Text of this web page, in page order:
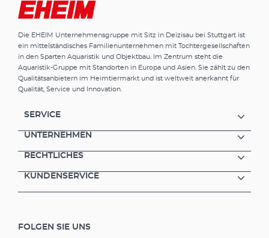
Die EHEIM Unternehmensgruppe mit Sitz in Deizisau bei Stuttgart ist
ein mittelständisches Familienunternehmen mit Tochtergesellschaften
in den Sparten Aquaristik und Objektbau. Im Zentrum steht die
Aquaristik-Gruppe mit Standorten in Europa und Asien. Sie zählt zu den
Qualitätsanbietern im Heimtiermarkt und ist weltweit anerkannt für
Qualität, Service und Innovation.
SERVICE
UNTERNEHMEN
RECHTLICHES
KUNDENSERVICE
FOLGEN SIE UNS